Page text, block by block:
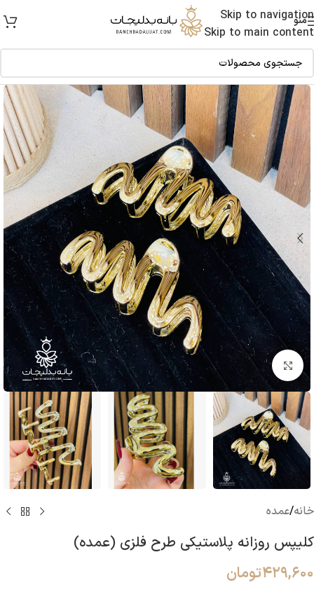
Skip to navigation
Skip to main content
منو
بزرگنمایی تصویر
خانه/عمده
کلیپس روزانه پلاستیکی طرح فلزی (عمده)
۴۲۹,۶۰۰تومان